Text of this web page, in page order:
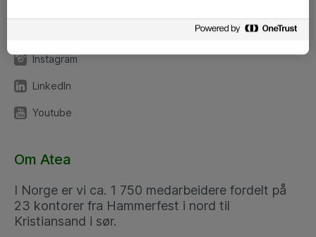
Instagram
LinkedIn
Youtube
Om Atea
I Norge er vi ca. 1 750 medarbeidere fordelt på
23 kontorer fra Hammerfest i nord til
Kristiansand i sør.